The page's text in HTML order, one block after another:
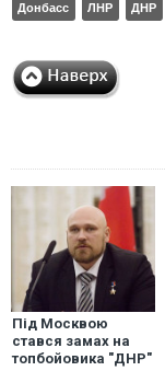
Донбасс ЛНР ДНР
Під Москвою
стався замах на
топбойовика "ДНР"